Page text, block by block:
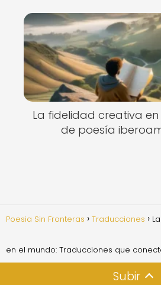
La fidelidad creativa
de poesía
Poesia Sin Fronteras Traducciones
en el mundo: Traducciones que
Subir